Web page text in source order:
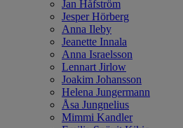
Jan Håfström
Jesper Hörberg
Anna Ileby
Jeanette Innala
Anna Israelsson
Lennart Jirlow
Joakim Johansson
Helena Jungermann
Åsa Jungnelius
Mimmi Kandler